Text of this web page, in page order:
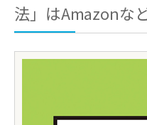
法」はAmazonな